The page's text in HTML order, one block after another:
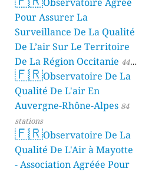
Observatoire Agréé
Pour Assurer La
Surveillance De La Qualité
De L’air Sur Le Territoire
De La Région Occitanie 44
stations
🇫🇷Observatoire De La
Qualité De L'air En
Auvergne-Rhône-Alpes 84
stations
🇫🇷Observatoire De La
Qualité De L'Air à Mayotte
- Association Agréée Pour